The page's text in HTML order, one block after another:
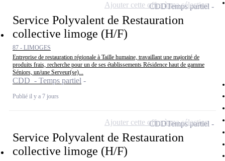
Service Polyvalent de Restauration
collective limoge (H/F)
87 - LIMOGES
Entreprise de restauration régionale à Taille humaine, travaillant une majorité de
produits frais, recherche pour un de ses établissements Résidence haut de gamme
Séniors, un/une Serveur(se)...
CDD - Temps partiel
Publié il y a 7 jours
CDDTemps partiel
Ajouter cette offre à ma sélection
Service Polyvalent de Restauration
collective limoge (H/F)
CDDTemps partiel
Ajouter cette offre à ma sélection